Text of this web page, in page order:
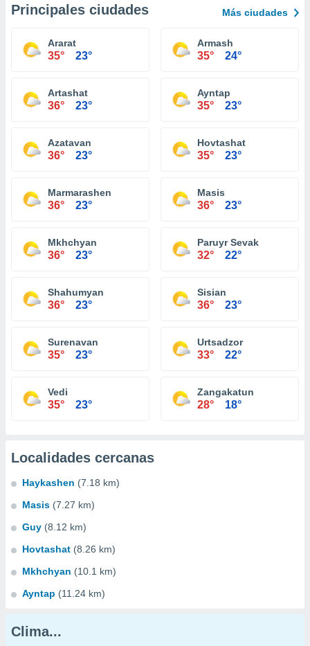
Principales ciudades Más ciudades
Ararat
35° 23°
Armash
35° 24°
Artashat
36° 23°
Ayntap
35° 23°
Azatavan
36° 23°
Hovtashat
35° 23°
Marmarashen
36° 23°
Masis
36° 23°
Mkhchyan
36° 23°
Paruyr Sevak
32° 22°
Shahumyan
36° 23°
Sisian
36° 23°
Surenavan
35° 23°
Urtsadzor
33° 22°
Vedi
35° 23°
Zangakatun
28° 18°
Localidades cercanas
Haykashen (7.18 km)
Masis (7.27 km)
Guy (8.12 km)
Hovtashat (8.26 km)
Mkhchyan (10.1 km)
Ayntap (11.24 km)
Clima...